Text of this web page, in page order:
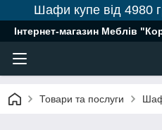
Шафи купе від 4980
Інтернет-магазин Меблів
Товари та послуги